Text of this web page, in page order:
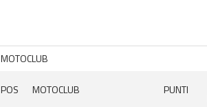
MOTOCLUB
POS MOTOCLUB PUNTI